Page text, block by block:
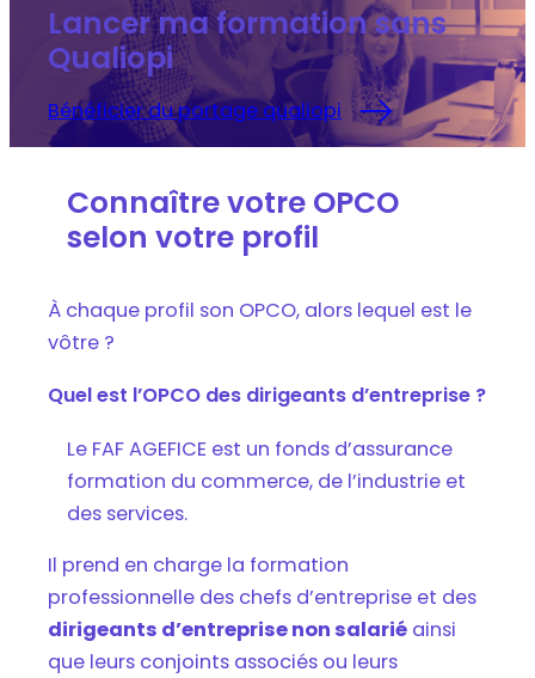
Lancer ma formation sans
Qualiopi
Bénéficier du portage qualiopi
Connaître votre OPCO
selon votre profil
À chaque profil son OPCO, alors lequel est le
vôtre ?
Quel est l’OPCO des dirigeants d’entreprise ?
Le FAF AGEFICE est un fonds d’assurance
formation du commerce, de l’industrie et
des services.
Il prend en charge la formation
professionnelle des chefs d’entreprise et des
dirigeants d’entreprise non salarié ainsi
que leurs conjoints associés ou leurs